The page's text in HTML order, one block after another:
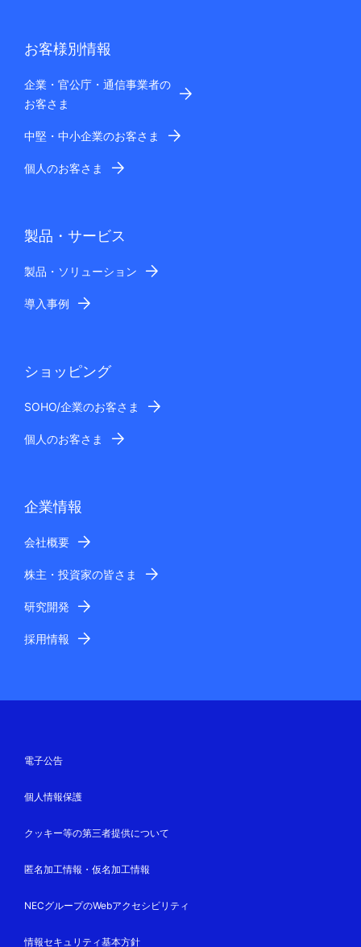
お客様別情報
企業・官公庁・通信事業者の
お客さま
中堅・中小企業のお客さま
個人のお客さま
製品・サービス
製品・ソリューション
導入事例
ショッピング
SOHO/企業のお客さま
個人のお客さま
企業情報
会社概要
株主・投資家の皆さま
研究開発
採用情報
電子公告
個人情報保護
クッキー等の第三者提供について
匿名加工情報・仮名加工情報
NECグループのWebアクセシビリティ
情報セキュリティ基本方針